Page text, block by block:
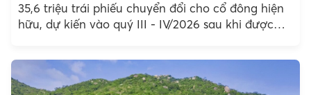
35,6 triệu trái phiếu chuyển đổi cho cổ đông hiện
hữu, dự kiến vào quý III - IV/2026 sau khi được